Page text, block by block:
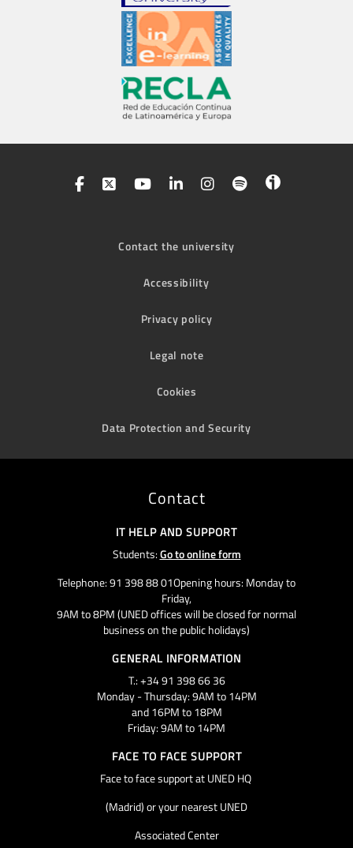
Contact the university
Accessibility
Privacy policy
Legal note
Cookies
Data Protection and Security
Contact
IT HELP AND SUPPORT
Students:Go to online form
Telephone: 91 398 88 01Opening hours: Monday to
Friday,
9AM to 8PM (UNED offices will be closed for normal
business on the public holidays)
GENERAL INFORMATION
T.: +34 91 398 66 36
Monday - Thursday: 9AM to 14PM
and 16PM to 18PM
Friday: 9AM to 14PM
FACE TO FACE SUPPORT
Face to face support at UNED HQ
(Madrid) or your nearest UNED
Associated Center